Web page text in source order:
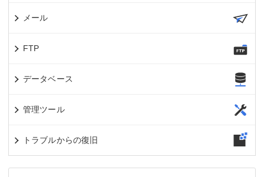
メール
FTP
データベース
管理ツール
トラブルからの復旧